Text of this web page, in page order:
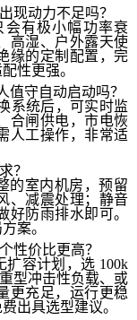
现动力不足吗？
有极小幅功率衰
高湿、户外露天使
缘的定制配置，完
性更强。
值守自动启动吗？
系统后，可实时监
合闸供电，市电恢
人工操作，非常适
？
的室内机房，预留
、减震处理；静音
防雨排水即可。
案。
性价比更高？
扩容计划，选 100k
型冲击性负载、或
更充足，运行更稳
出具选型建议。